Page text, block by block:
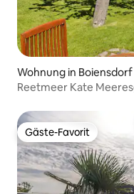
Wohnung in Boiensdorf
Reetmeer Kate
Gäste-Favorit
Gäste-Favorit